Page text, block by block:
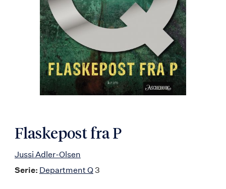
Flaskepost fra P
Jussi Adler-Olsen
Serie: Department Q3